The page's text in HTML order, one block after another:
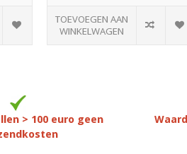
TOEVOEGEN AAN
WINKELWAGEN
> 100 euro geen